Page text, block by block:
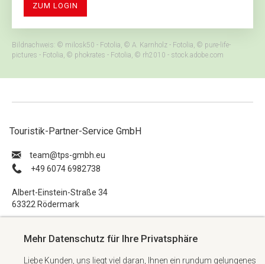
ZUM LOGIN
Bildnachweis: © milosk50 - Fotolia, © A. Karnholz - Fotolia, © pure-life-
pictures - Fotolia, © phokrates - Fotolia, © rh2010 - stock.adobe.com
Touristik-Partner-Service GmbH
ue.hbmg-spt@maet
+49 6074 6982738
Albert-Einstein-Straße 34
63322 Rödermark
Impressum
Mehr Datenschutz für Ihre Privatsphäre
Liebe Kunden, uns liegt viel daran, Ihnen ein rundum gelungenes